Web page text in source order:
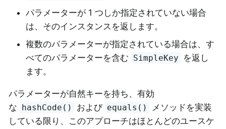
パラメーターが 1 つしか指定されていない場合
は、そのインスタンスを返します。
複数のパラメーターが指定されている場合は、す
べてのパラメーターを含む SimpleKey
を返し
ます。
パラメーターが自然キーを持ち、有効
な hashCode() および equals()
メソッドを実装
している限り、このアプローチはほとんどのユースケ